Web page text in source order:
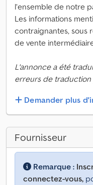
l’ensemble de notre
Les informations
contraignantes, sous
de vente
L'annonce a été
erreurs de
Demander plus
Fournisseur
Remarque :
connectez-vous,